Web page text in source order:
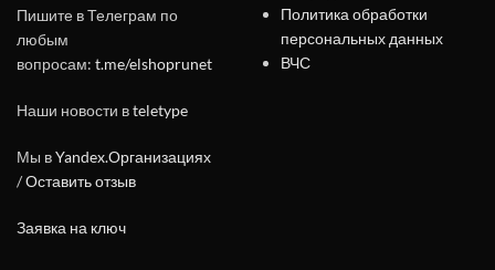
Пишите в Телеграм по
любым
вопросам: t.me/elshoprunet
Наши новости вteletype
Мы вYandex.Организациях
/Оставить отзыв
Заявка на ключ
Политика обработки
персональных данных
ВЧС